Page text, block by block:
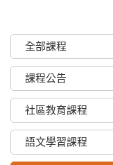
全部課程
課程公告
社區教育課程
語文學習課程